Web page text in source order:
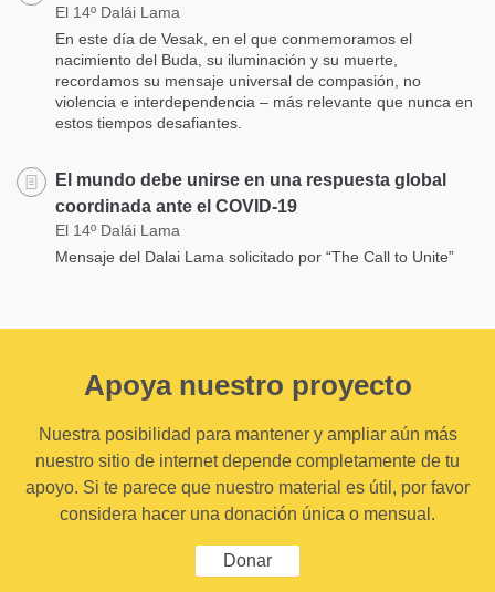
El 14º Dalái Lama
En este día de Vesak, en el que conmemoramos el
nacimiento del Buda, su iluminación y su muerte,
recordamos su mensaje universal de compasión, no
violencia e interdependencia – más relevante que nunca en
estos tiempos desafiantes.
El mundo debe unirse en una respuesta global
coordinada ante el COVID-19
El 14º Dalái Lama
Mensaje del Dalai Lama solicitado por “The Call to Unite”
Apoya nuestro proyecto
Nuestra posibilidad para mantener y ampliar aún más
nuestro sitio de internet depende completamente de tu
apoyo. Si te parece que nuestro material es útil, por favor
considera hacer una donación única o mensual.
Donar